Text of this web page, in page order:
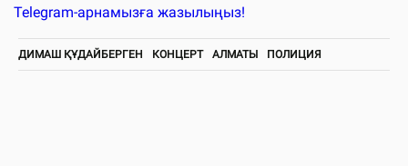
Telegram-арнамызға жазылыңыз!
ДИМАШ ҚҰДАЙБЕРГЕН КОНЦЕРТ АЛМАТЫ ПОЛИЦИЯ